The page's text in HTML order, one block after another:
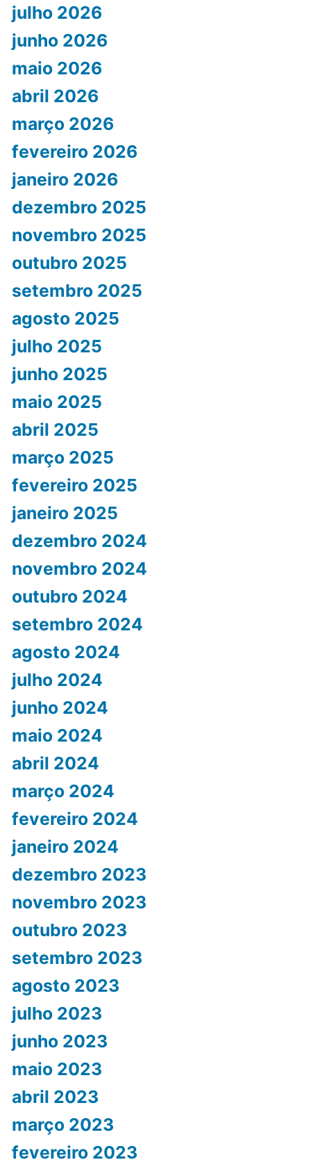
julho 2026
junho 2026
maio 2026
abril 2026
março 2026
fevereiro 2026
janeiro 2026
dezembro 2025
novembro 2025
outubro 2025
setembro 2025
agosto 2025
julho 2025
junho 2025
maio 2025
abril 2025
março 2025
fevereiro 2025
janeiro 2025
dezembro 2024
novembro 2024
outubro 2024
setembro 2024
agosto 2024
julho 2024
junho 2024
maio 2024
abril 2024
março 2024
fevereiro 2024
janeiro 2024
dezembro 2023
novembro 2023
outubro 2023
setembro 2023
agosto 2023
julho 2023
junho 2023
maio 2023
abril 2023
março 2023
fevereiro 2023